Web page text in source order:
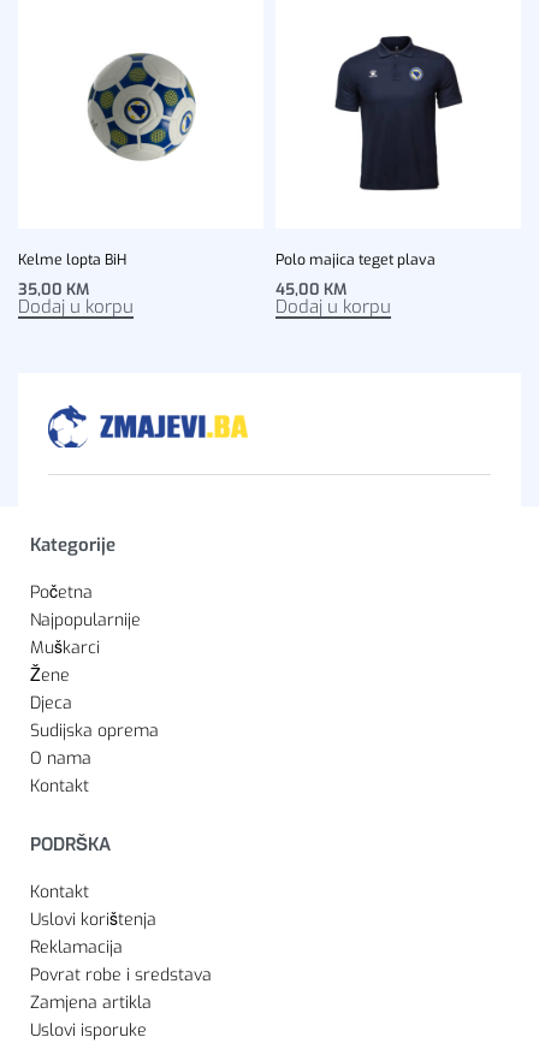
Kelme lopta BiH
35,00 KM
Dodaj u korpu
Polo majica teget plava
45,00 KM
Dodaj u korpu
Kategorije
Početna
Najpopularnije
Muškarci
Žene
Djeca
Sudijska oprema
O nama
Kontakt
PODRŠKA
Kontakt
Uslovi korištenja
Reklamacija
Povrat robe i sredstava
Zamjena artikla
Uslovi isporuke